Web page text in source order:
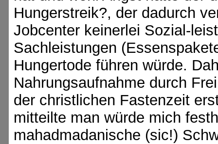
Hungerstreik?, der dadurch
Jobcenter keinerlei Sozial-
Sachleistungen
Hungertode führen würde.
Nahrungsaufnahme durch
der christlichen Fastenzeit
mitteilte man würde mich
mahadmadanische (sic!)